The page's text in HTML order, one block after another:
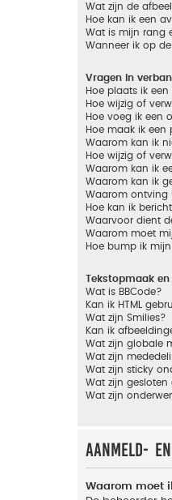
Wat zijn de
Hoe kan ik een
Wat is mijn rang
Wanneer ik op
Vragen in
Hoe plaats ik
Hoe wijzig of
Hoe voeg ik een
Hoe maak ik een
Waarom kan ik
Hoe wijzig of
Waarom kan ik
Waarom kan ik
Waarom ontving
Hoe kan ik
Waarvoor dient
Waarom moet
Hoe bump ik
Tekstopmaak
Wat is BBCode?
Kan ik HTML
Wat zijn Smilies?
Kan ik
Wat zijn globale
Wat zijn
Wat zijn sticky
Wat zijn gesloten
Wat zijn
Aanmeld-
Waarom moet